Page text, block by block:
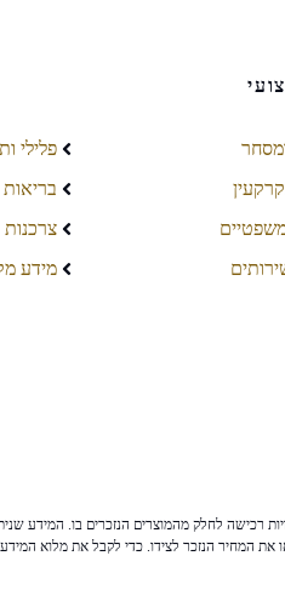
פלילי
צרכנות
מידע
לחלק מהמוצרים הנזכרים בו. המידע שניתן
המחיר הנזכר לצידו. כדי לקבל את מלוא